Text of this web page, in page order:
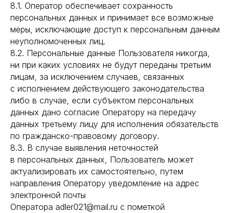
8.1. Оператор обеспечивает сохранность
персональных данных и принимает все возможные
меры, исключающие доступ к персональным данным
неуполномоченных лиц.
8.2. Персональные данные Пользователя никогда,
ни при каких условиях не будут переданы третьим
лицам, за исключением случаев, связанных
с исполнением действующего законодательства
либо в случае, если субъектом персональных
данных дано согласие Оператору на передачу
данных третьему лицу для исполнения обязательств
по гражданско-правовому договору.
8.3. В случае выявления неточностей
в персональных данных, Пользователь может
актуализировать их самостоятельно, путем
направления Оператору уведомление на адрес
электронной почты
Оператора adler021@mail.ru с пометкой